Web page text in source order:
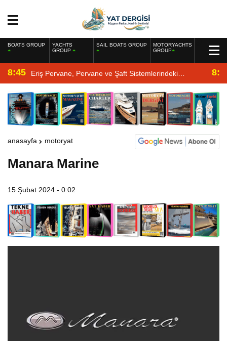
BOATS GROUP
YACHTS
GROUP
SAIL BOATS GROUP
MOTORYACHTS
GROUP
8:45 Eriş Pervane, Pervane ve Şaft Sistemlerindeki
Uzmanlığıyla Yat Dergisi’nde
anasayfa motoryat
Manara Marine
15 Şubat 2024 - 0:02